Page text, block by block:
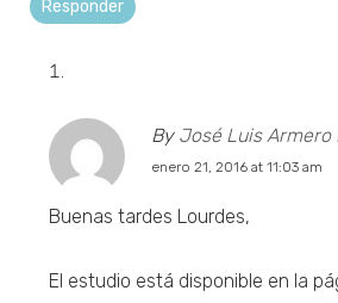
Responder
By José Luis Armero
enero 21, 2016 at 11:03 am
Buenas tardes Lourdes,
El estudio está disponible en la